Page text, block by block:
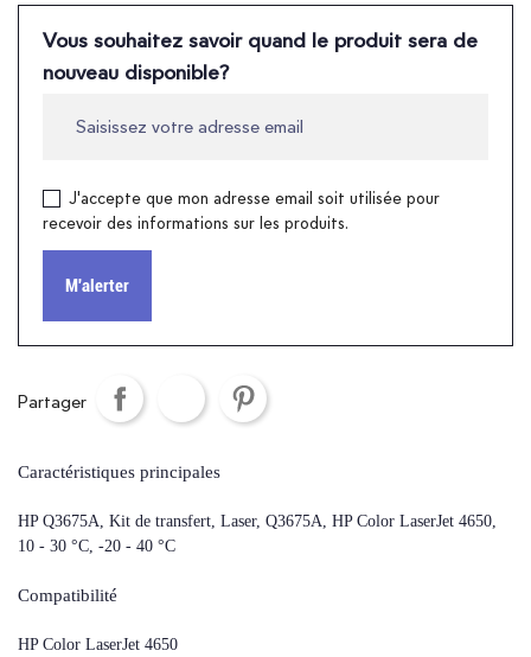
Vous souhaitez savoir quand le produit sera de
nouveau disponible?
J'accepte que mon adresse email soit utilisée pour
recevoir des informations sur les produits.
M'alerter
Partager
Caractéristiques principales
HP Q3675A, Kit de transfert, Laser, Q3675A, HP Color LaserJet 4650,
10 - 30 °C, -20 - 40 °C
Compatibilité
HP Color LaserJet 4650